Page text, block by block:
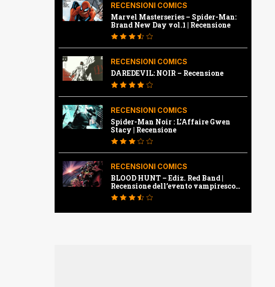
RECENSIONI COMICS
Marvel Masterseries – Spider-Man:
Brand New Day vol.1 | Recensione
RECENSIONI COMICS
DAREDEVIL: NOIR – Recensione
RECENSIONI COMICS
Spider-Man Noir : L’Affaire Gwen
Stacy | Recensione
RECENSIONI COMICS
BLOOD HUNT – Ediz. Red Band |
Recensione dell’evento vampiresco
della Marvel